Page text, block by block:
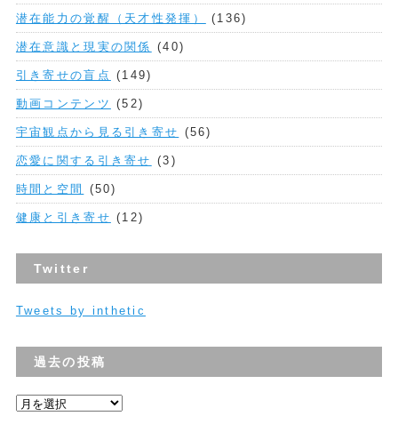
潜在能力の覚醒（天才性発揮） (136)
潜在意識と現実の関係 (40)
引き寄せの盲点 (149)
動画コンテンツ (52)
宇宙観点から見る引き寄せ (56)
恋愛に関する引き寄せ (3)
時間と空間 (50)
健康と引き寄せ (12)
Twitter
Tweets by inthetic
過去の投稿
過